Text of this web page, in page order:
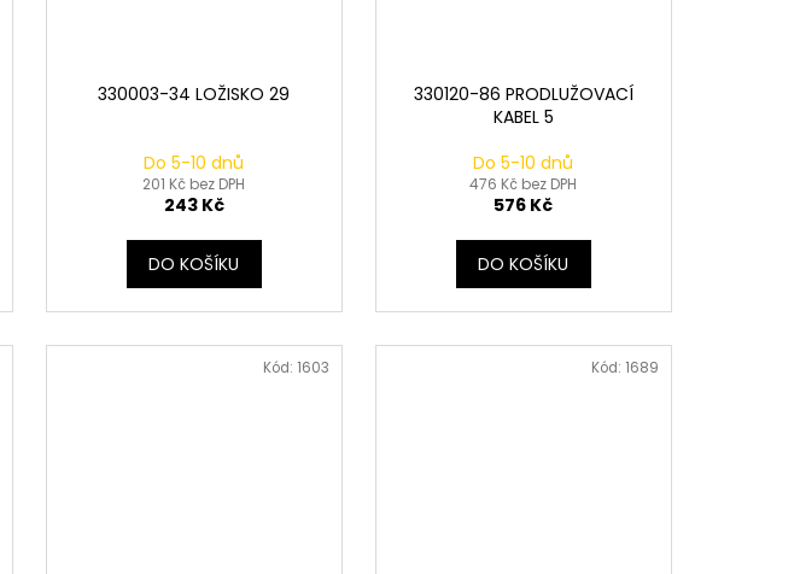
330003-34 LOŽISKO 29
Do 5-10 dnů
201 Kč bez DPH
243 Kč
DO KOŠÍKU
330120-86 PRODLUŽOVACÍ
KABEL 5
Do 5-10 dnů
476 Kč bez DPH
576 Kč
DO KOŠÍKU
Kód: 1603 Kód: 1689